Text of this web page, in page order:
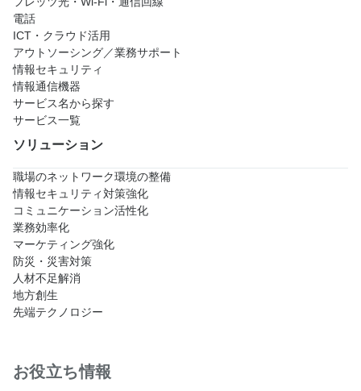
電話
ICT・クラウド活用
アウトソーシング／業務サポート
情報セキュリティ
情報通信機器
サービス名から探す
サービス一覧
ソリューション
職場のネットワーク環境の整備
情報セキュリティ対策強化
コミュニケーション活性化
業務効率化
マーケティング強化
防災・災害対策
人材不足解消
地方創生
先端テクノロジー
お役立ち情報